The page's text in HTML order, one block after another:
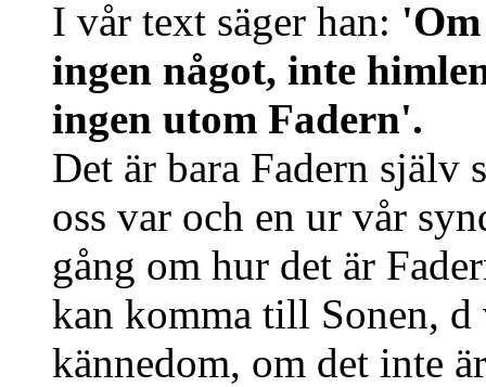
I vår text säger han:
ingen något, inte
ingen utom Fadern'.
Det är bara Fadern själv
oss var och en ur vår
gång om hur det är
kan komma till Sonen,
kännedom, om det inte